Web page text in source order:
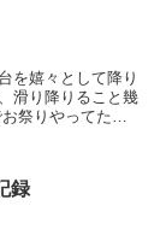
を嬉々として降り
滑り降りること幾
祭りやってたの
録